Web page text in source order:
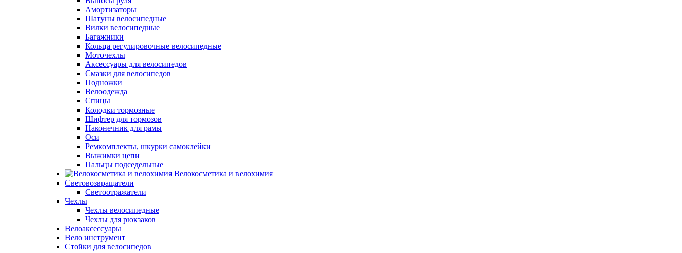
Амортизаторы
Шатуны велосипедные
Вилки велосипедные
Багажники
Кольца регулировочные велосипедные
Моточехлы
Аксессуары для велосипедов
Смазки для велосипедов
Подножки
Велоодежда
Спицы
Колодки тормозные
Шифтер для тормозов
Наконечник для рамы
Оси
Ремкомплекты, шкурки самоклейки
Выжимки цепи
Пальцы подседельные
Велокосметика и велохимия
Световозвращатели
Светоотражатели
Чехлы
Чехлы велосипедные
Чехлы для рюкзаков
Велоаксессуары
Вело инструмент
Стойки для велосипедов